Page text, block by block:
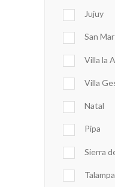
Jujuy
San
Villa la
Villa
Natal
Pipa
Sierra